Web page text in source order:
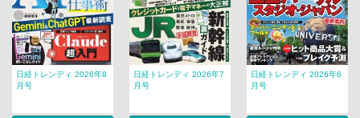
日経トレンディ 2026年8
月号
日経トレンディ 2026年7
月号
日経トレンディ 2026年6
月号